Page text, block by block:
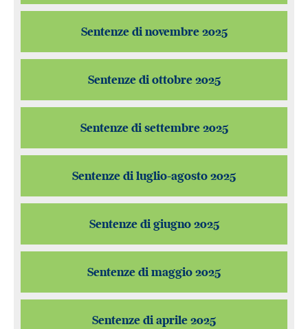
Sentenze di novembre 2025
Sentenze di ottobre 2025
Sentenze di settembre 2025
Sentenze di luglio-agosto 2025
Sentenze di giugno 2025
Sentenze di maggio 2025
Sentenze di aprile 2025